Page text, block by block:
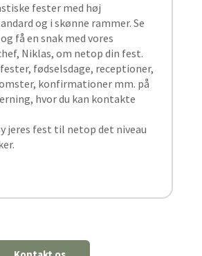
fester med høj
og i skønne rammer. Se
få en snak med vores
Niklas, om netop din fest.
fødselsdage, receptioner,
konfirmationer mm. på
hvor du kan kontakte
jeres fest til netop det niveau